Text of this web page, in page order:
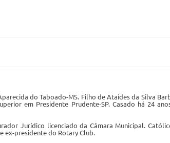
do Taboado-MS. Filho de Ataídes da Silva
em Presidente Prudente-SP. Casado há 24
Jurídico licenciado da Câmara Municipal.
ex-presidente do Rotary Club.